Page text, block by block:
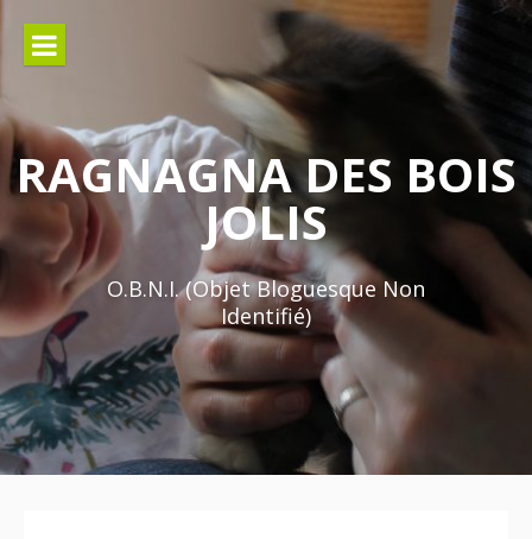
contenu
RAGNAGNA DES BOIS
JOLIS
O.B.N.I. (Objet Bloguesque Non
Identifié)